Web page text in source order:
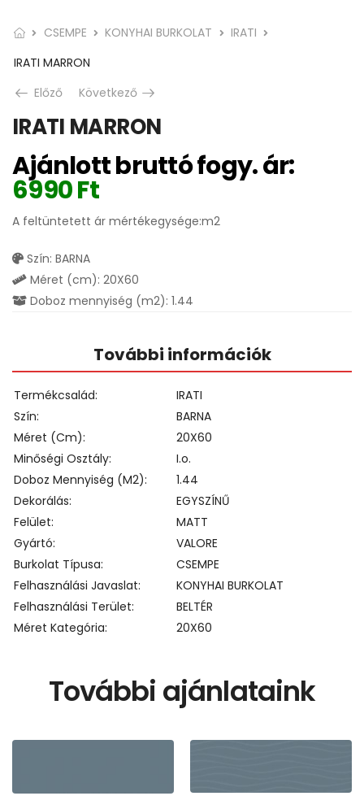
CSEMPE KONYHAI BURKOLAT
IRATI
IRATI MARRON
Előző
Következő
IRATI MARRON
Ajánlott bruttó fogy. ár:
6990Ft
A feltüntetett ár mértékegysége:m2
Szín: BARNA
Méret (cm): 20X60
Doboz mennyiség (m2): 1.44
További információk
Termékcsalád
IRATI
Szín
BARNA
Méret (cm)
20X60
Minőségi Osztály
I.o.
Doboz Mennyiség (m2)
1.44
Dekorálás
EGYSZÍNŰ
Felület
MATT
Gyártó
VALORE
Burkolat Típusa
CSEMPE
Felhasználási Javaslat
KONYHAI BURKOLAT
Felhasználási Terület
BELTÉR
Méret Kategória
20X60
További ajánlataink